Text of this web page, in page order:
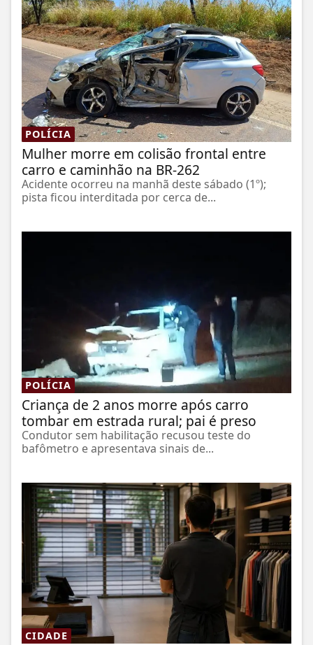
POLÍCIA
Mulher morre em colisão frontal entre
carro e caminhão na BR-262
Acidente ocorreu na manhã deste sábado (1º);
pista ficou interditada por cerca de...
POLÍCIA
Criança de 2 anos morre após carro
tombar em estrada rural; pai é preso
Condutor sem habilitação recusou teste do
bafômetro e apresentava sinais de...
CIDADE